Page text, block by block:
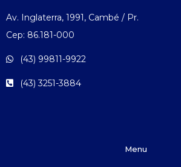
Av. Inglaterra, 1991, Cambé / Pr.
Cep: 86.181-000
(43) 99811-9922
(43) 3251-3884
Menu